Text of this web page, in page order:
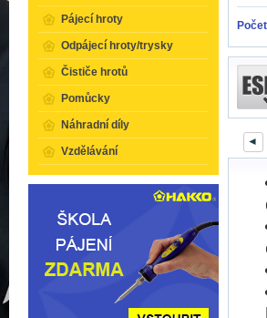
Počet
◄
Pájecí hroty
Odpájecí hroty/trysky
Čističe hrotů
Pomůcky
Náhradní díly
Vzdělávání